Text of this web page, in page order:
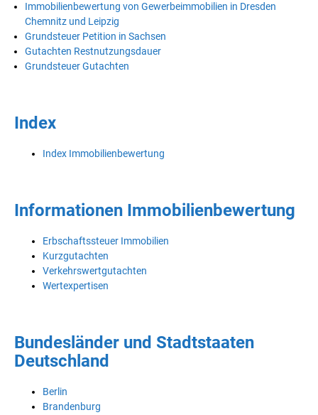
Immobilienbewertung von Gewerbeimmobilien in Dresden
Chemnitz und Leipzig
Grundsteuer Petition in Sachsen
Gutachten Restnutzungsdauer
Grundsteuer Gutachten
Index
Index Immobilienbewertung
Informationen Immobilienbewertung
Erbschaftssteuer Immobilien
Kurzgutachten
Verkehrswertgutachten
Wertexpertisen
Bundesländer und Stadtstaaten
Deutschland
Berlin
Brandenburg